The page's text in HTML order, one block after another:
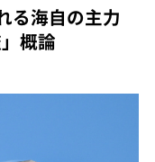
る海自の主力
概論